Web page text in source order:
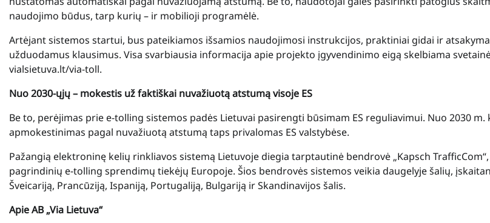
naudojimo būdus, tarp kurių – ir mobilioji programėlė.
Artėjant sistemos startui, bus pateikiamos išsamios naudojimosi instrukcijos, praktiniai gidai ir
užduodamus klausimus. Visa svarbiausia informacija apie projekto įgyvendinimo eigą skelbiama
vialsietuva.lt/via-toll.
Nuo 2030-ųjų – mokestis už faktiškai nuvažiuotą atstumą visoje ES
Be to, perėjimas prie e-tolling sistemos padės Lietuvai pasirengti būsimam ES reguliavimui. Nuo 2030 m.
apmokestinimas pagal nuvažiuotą atstumą taps privalomas ES valstybėse.
Pažangią elektroninę kelių rinkliavos sistemą Lietuvoje diegia tarptautinė bendrovė „Kapsch
pagrindinių e-tolling sprendimų tiekėjų Europoje. Šios bendrovės sistemos veikia daugelyje šalių,
Šveicariją, Prancūziją, Ispaniją, Portugaliją, Bulgariją ir Skandinavijos šalis.
Apie AB „Via Lietuva“